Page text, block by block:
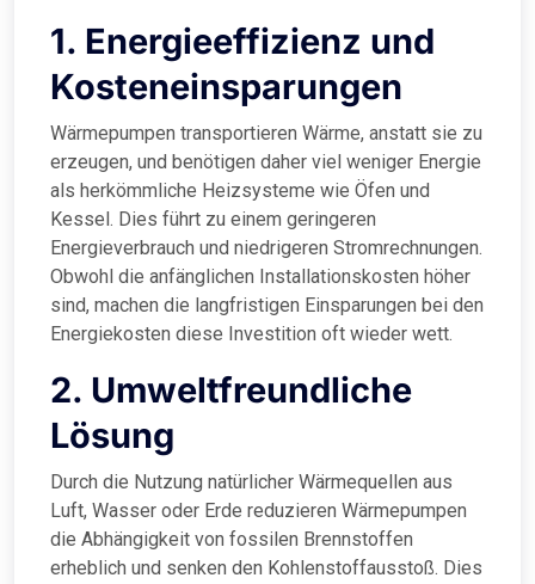
1. Energieeffizienz und
Kosteneinsparungen
Wärmepumpen transportieren Wärme, anstatt sie zu
erzeugen, und benötigen daher viel weniger Energie
als herkömmliche Heizsysteme wie Öfen und
Kessel. Dies führt zu einem geringeren
Energieverbrauch und niedrigeren Stromrechnungen.
Obwohl die anfänglichen Installationskosten höher
sind, machen die langfristigen Einsparungen bei den
Energiekosten diese Investition oft wieder wett.
2. Umweltfreundliche
Lösung
Durch die Nutzung natürlicher Wärmequellen aus
Luft, Wasser oder Erde reduzieren Wärmepumpen
die Abhängigkeit von fossilen Brennstoffen
erheblich und senken den Kohlenstoffausstoß. Dies